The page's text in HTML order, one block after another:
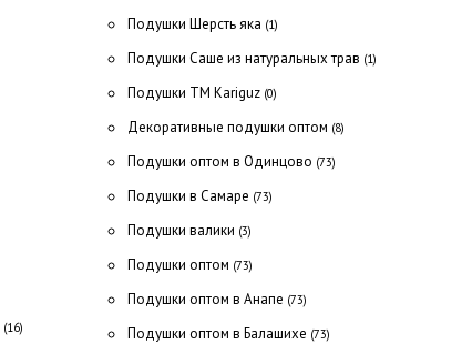
(16)
Подушки Шерсть яка (1)
Подушки Саше из натуральных трав (1)
Подушки ТМ Kariguz (0)
Декоративные подушки оптом (8)
Подушки оптом в Одинцово (73)
Подушки в Самаре (73)
Подушки валики (3)
Подушки оптом (73)
Подушки оптом в Анапе (73)
Подушки оптом в Балашихе (73)